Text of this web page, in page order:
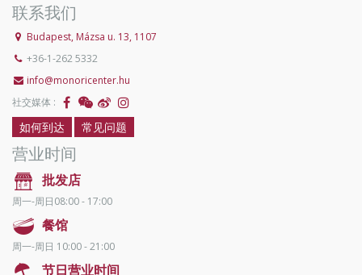
联系我们
Budapest, Mázsa u. 13, 1107
+36-1-262 5332
info@monoricenter.hu
社交媒体 :
如何到达 常见问题
营业时间
批发店
周一-周日08:00 - 17:00
餐馆
周一-周日 10:00 - 21:00
节日营业时间